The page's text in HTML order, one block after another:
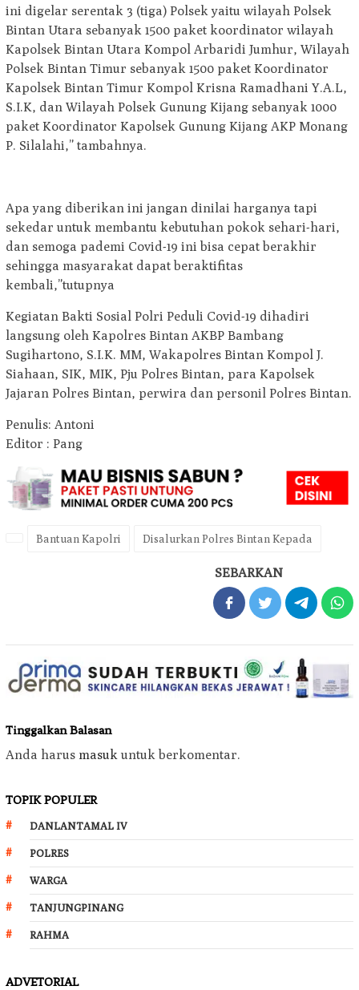
ini digelar serentak 3 (tiga) Polsek yaitu wilayah Polsek
Bintan Utara sebanyak 1500 paket koordinator wilayah
Kapolsek Bintan Utara Kompol Arbaridi Jumhur, Wilayah
Polsek Bintan Timur sebanyak 1500 paket Koordinator
Kapolsek Bintan Timur Kompol Krisna Ramadhani Y.A.L,
S.I.K, dan Wilayah Polsek Gunung Kijang sebanyak 1000
paket Koordinator Kapolsek Gunung Kijang AKP Monang
P. Silalahi,” tambahnya.
Apa yang diberikan ini jangan dinilai harganya tapi
sekedar untuk membantu kebutuhan pokok sehari-hari,
dan semoga pademi Covid-19 ini bisa cepat berakhir
sehingga masyarakat dapat beraktifitas
kembali,”tutupnya
Kegiatan Bakti Sosial Polri Peduli Covid-19 dihadiri
langsung oleh Kapolres Bintan AKBP Bambang
Sugihartono, S.I.K. MM, Wakapolres Bintan Kompol J.
Siahaan, SIK, MIK, Pju Polres Bintan, para Kapolsek
Jajaran Polres Bintan, perwira dan personil Polres Bintan.
Penulis: Antoni
Editor : Pang
Bantuan Kapolri Disalurkan Polres Bintan Kepada
SEBARKAN
Tinggalkan Balasan
Anda harus masuk untuk berkomentar.
TOPIK POPULER
DANLANTAMAL IV
POLRES
WARGA
TANJUNGPINANG
RAHMA
ADVETORIAL